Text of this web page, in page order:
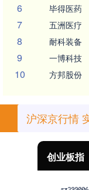
6 毕得医药
7 五洲医疗
8 耐科装备
9 一博科技
10 方邦股份
沪深京行情
基金指数